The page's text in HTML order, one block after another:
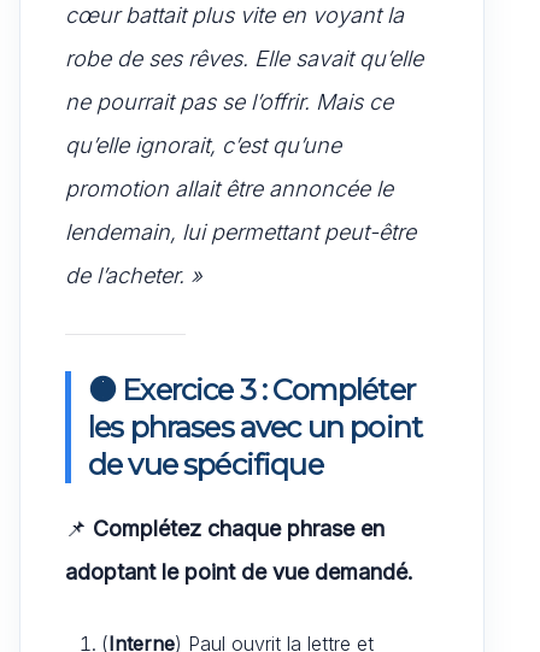
cœur battait plus vite en voyant la
robe de ses rêves. Elle savait qu’elle
ne pourrait pas se l’offrir. Mais ce
qu’elle ignorait, c’est qu’une
promotion allait être annoncée le
lendemain, lui permettant peut-être
de l’acheter. »
🟠 Exercice 3 : Compléter
les phrases avec un point
de vue spécifique
📌 Complétez chaque phrase en
adoptant le point de vue demandé.
(Interne) Paul ouvrit la lettre et